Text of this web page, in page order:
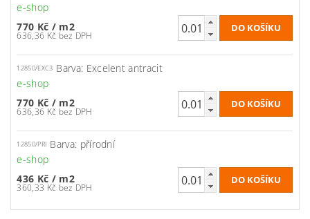
e-shop
770 Kč / m2
636,36 Kč bez DPH
12850/EXC3 Barva: Excelent antracit
e-shop
770 Kč / m2
636,36 Kč bez DPH
12850/PRI Barva: přírodní
e-shop
436 Kč / m2
360,33 Kč bez DPH